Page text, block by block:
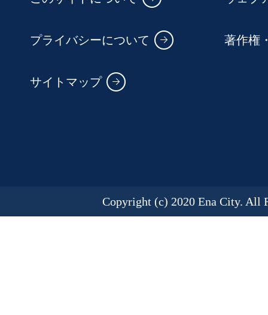
プライバシーについて 著作権
サイトマップ
Copyright (c) 2020 Ena City. All